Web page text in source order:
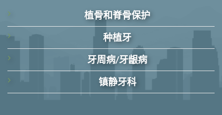
植骨和脊骨保护
种植牙
牙周病/牙龈病
镇静牙科